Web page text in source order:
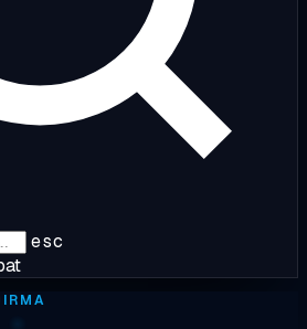
esc